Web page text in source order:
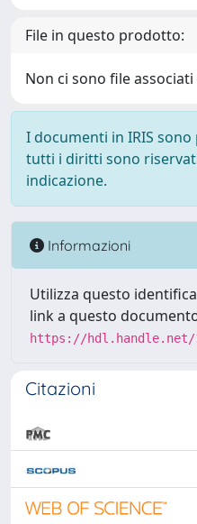
File in questo prodotto:
Non ci sono file
I documenti in IRIS
tutti i diritti sono
indicazione.
Informazioni
Utilizza questo
link a questo
https://hdl.handle.net/
Citazioni